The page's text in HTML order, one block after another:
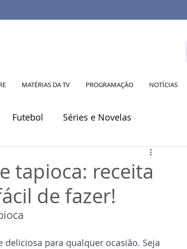
MATÉRIAS DA TV PROGRAMAÇÃO NOTÍCIAS
Futebol Séries e Novelas
Sustentabilidade
tapioca: receita
de fazer!
deliciosa para qualquer ocasião. Seja